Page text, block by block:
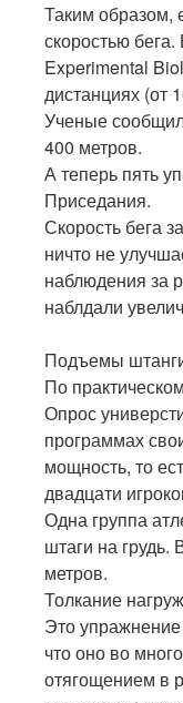
Таким образом,
скоростью
Experimental
дистанциях (от
Ученые
400 метров.
А теперь пять
Приседания.
Скорость бега
ничто не
наблюдения за
наблдали
Подъемы
По
Опрос
программах
мощность, то
двадцати
Одна группа
штаги на грудь.
метров.
Толкание
Это
что оно во
отягощением в